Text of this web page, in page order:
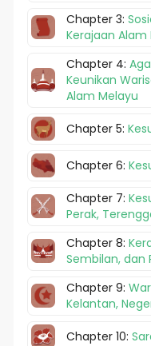
Chapter 3:
Kerajaan Alam
Chapter 4:
Keunikan
Alam Melayu
Chapter 5:
Chapter 6:
Chapter 7:
Perak,
Chapter 8:
Sembilan, dan
Chapter 9:
Kelantan,
Chapter 10: